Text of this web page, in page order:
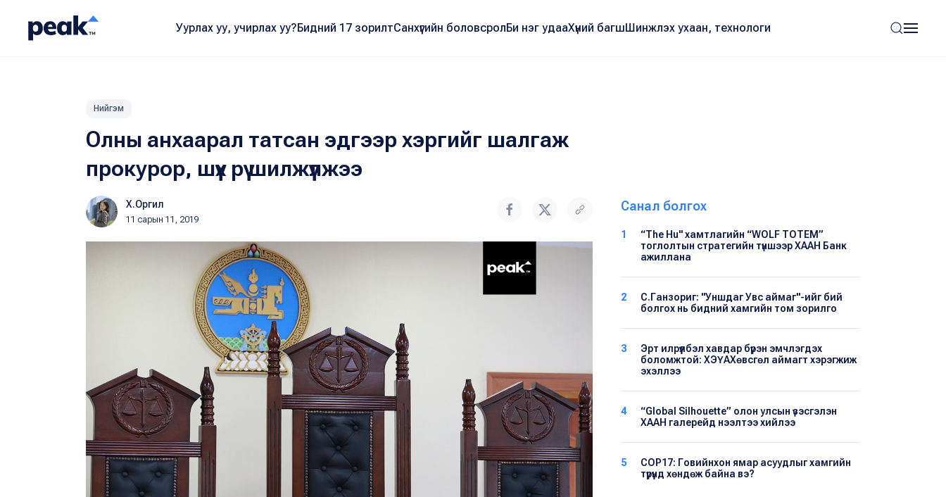
Уурлах уу, учирлах уу?Бидний 17 зорилтСанхүүгийн боловсролБи нэг удааХүний багшШинжлэх ухаан, технологи
Нийгэм
Олны анхаарал татсан эдгээр хэргийг шалгаж
прокурор, шүүх рүү шилжүүлжээ
Х.Оргил
11 сарын 11, 2019
Санал болгох
1
“The Hu" хамтлагийн “WOLF TOTEM”
тоглолтын стратегийн түншээр ХААН Банк
ажиллана
2
С.Ганзориг: "Уншдаг Увс аймаг"-ийг бий
болгох нь бидний хамгийн том зорилго
3
Эрт илрүүлбэл хавдар бүрэн эмчлэгдэх
боломжтой: ХЭҮА​Хөвсгөл аймагт хэрэгжиж
эхэллээ
4
“Global Silhouette” олон улсын үзэсгэлэн
ХААН галерейд нээлтээ хийлээ
5
COP17: Говийнхон ямар асуудлыг хамгийн
түрүүнд хөндөж байна вэ?